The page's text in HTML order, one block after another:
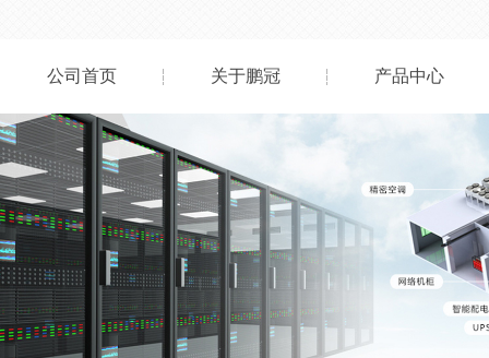
船用APC UPS不间断电源功率 2023-07-19
延长APC UPS不间断电源供时间的···
更换APC UPS不间断电源蓄电池：··· 2023-07-19
金武士UPS电源广电行业的应用方案 2023-07-17
​施耐德在线式UPS不间断电源供电时··· 2023-07-24
公司首页 关于鹏冠
品牌介绍
社会责任
产品中心
科华
科士达
施耐